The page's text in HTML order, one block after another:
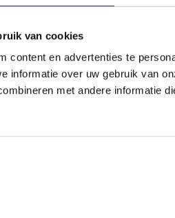
van cookies
content en advertenties te
informatie over uw gebruik van
met andere informatie